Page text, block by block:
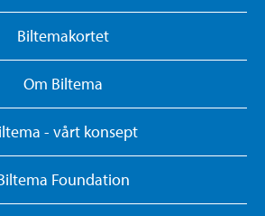
Biltemakortet
Om Biltema
- vårt konsept
Foundation